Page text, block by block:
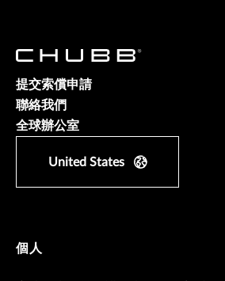
提交索償申請
聯絡我們
全球辦公室
United States
個人